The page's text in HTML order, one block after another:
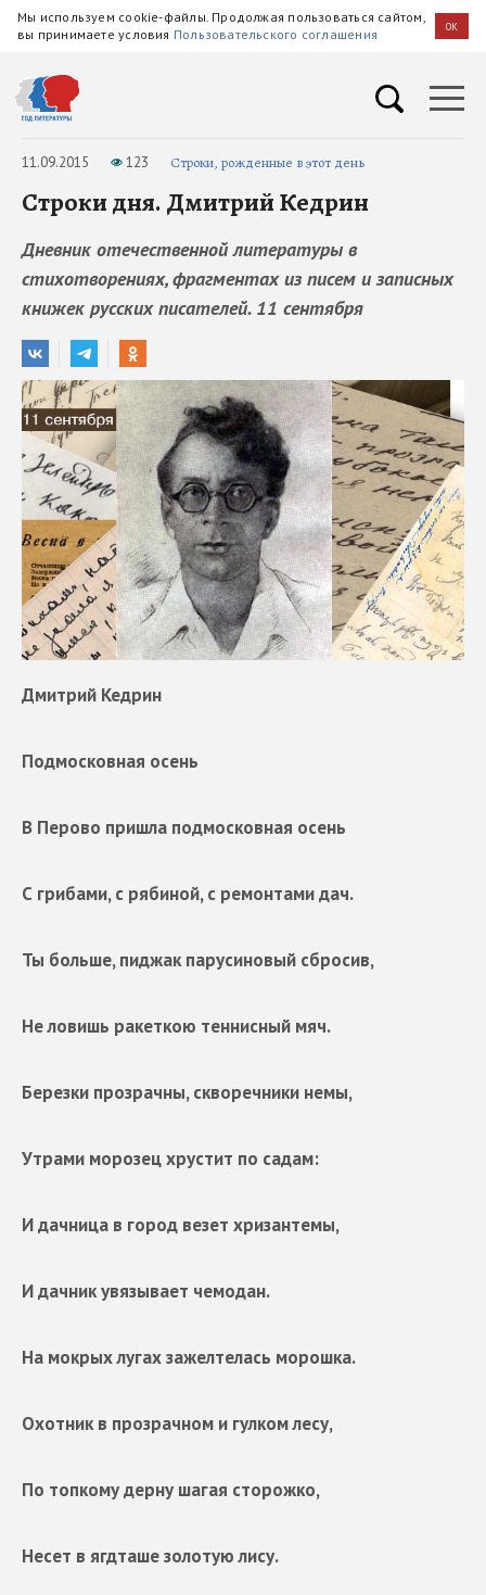
Мы используем cookie-файлы. Продолжая пользоваться сайтом,
вы принимаете условия Пользовательского соглашения OK
11.09.2015 123 Строки, рожденные в этот день
Строки дня. Дмитрий Кедрин
Дневник отечественной литературы в
стихотворениях, фрагментах из писем и записных
книжек русских писателей. 11 сентября
Дмитрий Кедрин
Подмосковная осень
В Перово пришла подмосковная осень
С грибами, с рябиной, с ремонтами дач.
Ты больше, пиджак парусиновый сбросив,
Не ловишь ракеткою теннисный мяч.
Березки прозрачны, скворечники немы,
Утрами морозец хрустит по садам:
И дачница в город везет хризантемы,
И дачник увязывает чемодан.
На мокрых лугах зажелтелась морошка.
Охотник в прозрачном и гулком лесу,
По топкому дерну шагая сторожко,
Несет в ягдташе золотую лису.